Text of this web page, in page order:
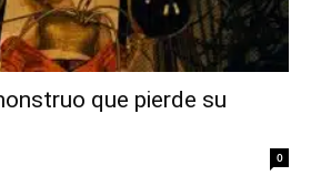
que pierde su
0